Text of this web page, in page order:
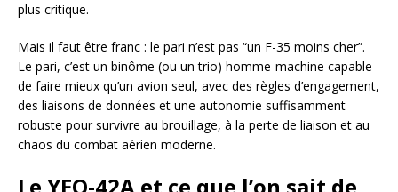
plus critique.
Mais il faut être franc : le pari n’est pas “un F-35 moins cher”.
Le pari, c’est un binôme (ou un trio) homme-machine capable
de faire mieux qu’un avion seul, avec des règles d’engagement,
des liaisons de données et une autonomie suffisamment
robuste pour survivre au brouillage, à la perte de liaison et au
chaos du combat aérien moderne.